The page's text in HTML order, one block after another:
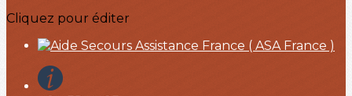
Cliquez pour éditer